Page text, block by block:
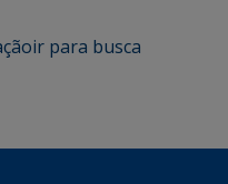
ir para busca